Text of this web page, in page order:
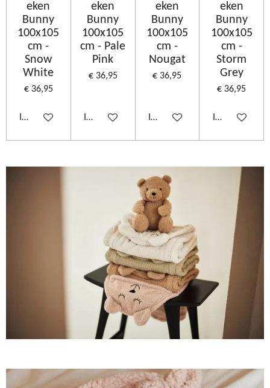
eken
Bunny
100x105
cm -
Snow
White
€ 36,95
In winkelwagen
eken
Bunny
100x105
cm - Pale
Pink
€ 36,95
In winkelwagen
eken
Bunny
100x105
cm -
Nougat
€ 36,95
In winkelwagen
eken
Bunny
100x105
cm -
Storm
Grey
€ 36,95
In